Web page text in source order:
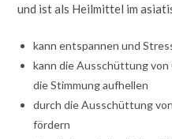
und ist als Heilmittel im
kann entspannen und
kann die Ausschüttung
die Stimmung aufhellen
durch die Ausschüttung
fördern